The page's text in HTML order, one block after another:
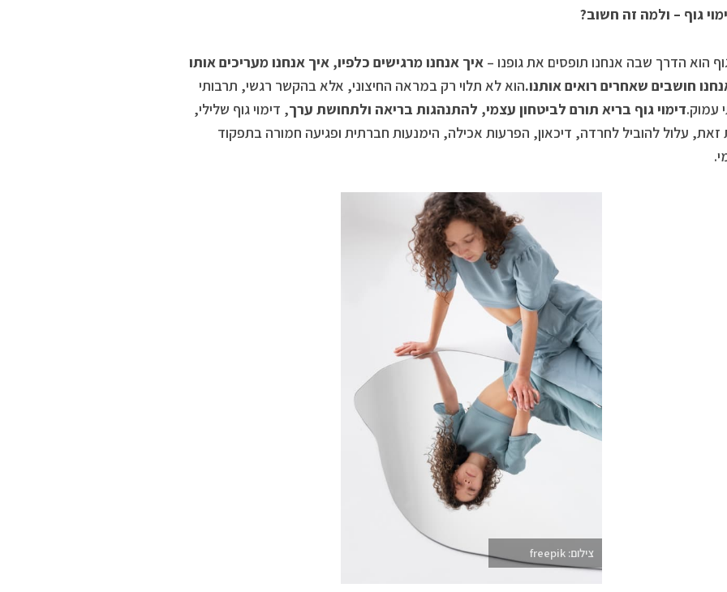
גוף – ולמה זה חשוב?
הוא הדרך שבה אנחנו תופסים את גופנו – איך אנחנו מרגישים כלפיו, איך אנחנו מעריכים אותו
חושבים שאחרים רואים אותנו.הוא לא תלוי רק במראה החיצוני, אלא בהקשר רגשי, תרבותי
עמוק.דימוי גוף בריא תורם לביטחון עצמי, להתנהגות בריאה ולתחושת ערך, דימוי גוף שלילי,
זאת, עלול להוביל לחרדה, דיכאון, הפרעות אכילה, הימנעות חברתית ופגיעה חמורה בתפקוד
צילום: freepik